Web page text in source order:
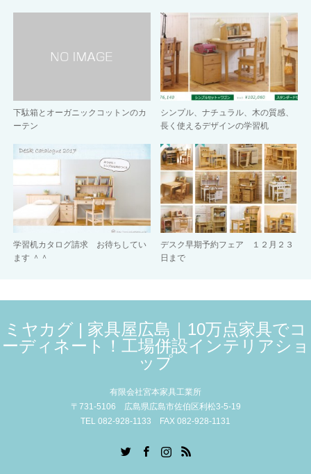
下駄箱とオーガニックコットンのカ
ーテン
シンプル、ナチュラル、木の質感、
長く使えるデザインの学習机
学習机カタログ請求 お待ちしてい
ます ＾＾
デスク早期予約フェア １２月２３
日まで
ミヤカグ | 家具屋広島｜10万点家具でコ
ーディネート！工場併設インテリアショ
ップ
有限会社宮本家具工業所
〒731-5106 広島県広島市佐伯区利松3-5-19
TEL 082-928-1133 FAX 082-928-1131
RSS